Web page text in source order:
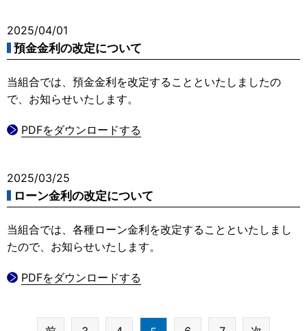
2025/04/01
預金金利の改定について
当組合では、預金金利を改定することといたしましたの
で、お知らせいたします。
PDFをダウンロードする
2025/03/25
ローン金利の改定について
当組合では、各種ローン金利を改定することといたしまし
たので、お知らせいたします。
PDFをダウンロードする